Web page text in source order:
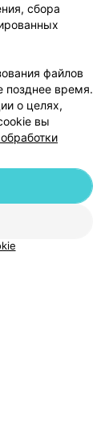
рекламы
договор
оплаты
сбора
файлов
позднее время.
о целях,
вы